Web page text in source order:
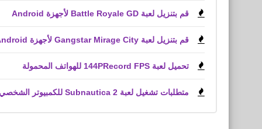
قم بتنزيل لعبة Battle Royale GD لأجهزة Android
قم بتنزيل لعبة Gangstar Mirage City لأجهزة Android و iPhone (APK)
تحميل لعبة 144PRecord FPS للهواتف المحمولة
متطلبات تشغيل لعبة Subnautica 2 للكمبيوتر الشخصي